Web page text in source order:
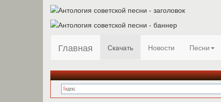
Главная Скачать Новости Песни